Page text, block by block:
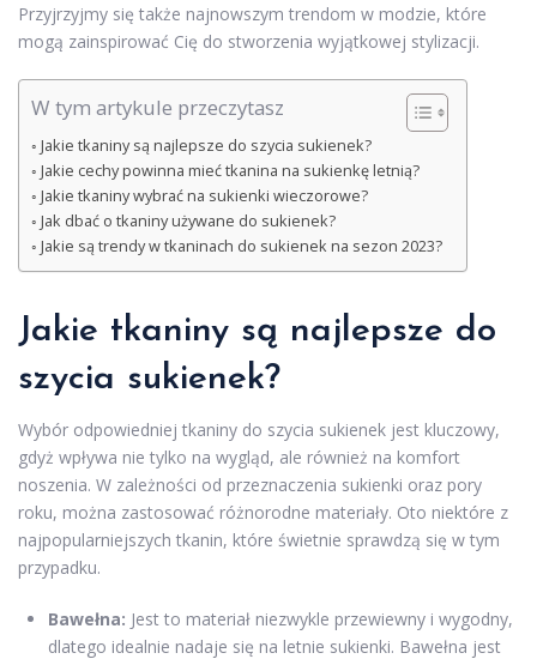
Przyjrzyjmy się także najnowszym trendom w modzie, które
mogą zainspirować Cię do stworzenia wyjątkowej stylizacji.
W tym artykule przeczytasz
Jakie tkaniny są najlepsze do szycia sukienek?
Jakie cechy powinna mieć tkanina na sukienkę letnią?
Jakie tkaniny wybrać na sukienki wieczorowe?
Jak dbać o tkaniny używane do sukienek?
Jakie są trendy w tkaninach do sukienek na sezon 2023?
Jakie tkaniny są najlepsze do
szycia sukienek?
Wybór odpowiedniej tkaniny do szycia sukienek jest kluczowy,
gdyż wpływa nie tylko na wygląd, ale również na komfort
noszenia. W zależności od przeznaczenia sukienki oraz pory
roku, można zastosować różnorodne materiały. Oto niektóre z
najpopularniejszych tkanin, które świetnie sprawdzą się w tym
przypadku.
Bawełna: Jest to materiał niezwykle przewiewny i wygodny,
dlatego idealnie nadaje się na letnie sukienki. Bawełna jest